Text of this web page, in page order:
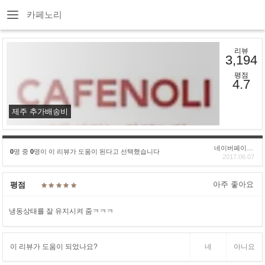
카페노리
제주 추가배송비
리뷰
3,194
평점
4.7
0명 중 0명이 이 리뷰가 도움이 된다고 선택했습니다
2017.06.07
평점 아주 좋아요
냉동상태를 잘 유지시켜 줌ㅋㅋㅋ
이 리뷰가 도움이 되었나요? 네 아니요